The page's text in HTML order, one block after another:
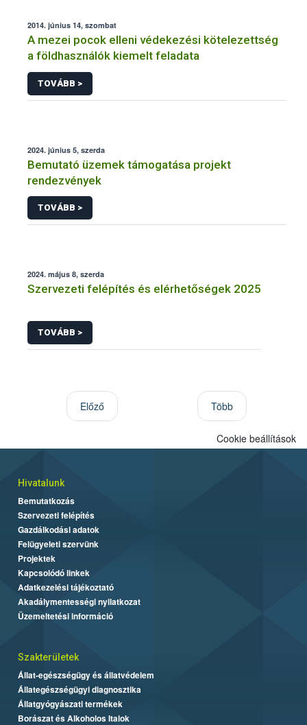
2014. június 14, szombat
A mezei pocok elleni védekezési kötelezettség
a földhasználók kiemelt feladata
TOVÁBB >
2024. június 5, szerda
Bemutató üzemek támogatása projekt
rendezvények
TOVÁBB >
2024. május 8, szerda
Szervezeti felépítés és elérhetőségek 2025
TOVÁBB >
Előző Több
Cookie beállítások
Hivatalunk
Bemutatkozás
Szervezeti felépítés
Gazdálkodási adatok
Felügyeleti szervünk
Projektek
Kapcsolódó linkek
Adatkezelési tájékoztató
Akadálymentességi nyilatkozat
Üzemeltetési információ
Szakterületek
Állat-egészségügy és állatvédelem
Állategészségügyi diagnosztika
Állatgyógyászati termékek
Borászat és Alkoholos Italok